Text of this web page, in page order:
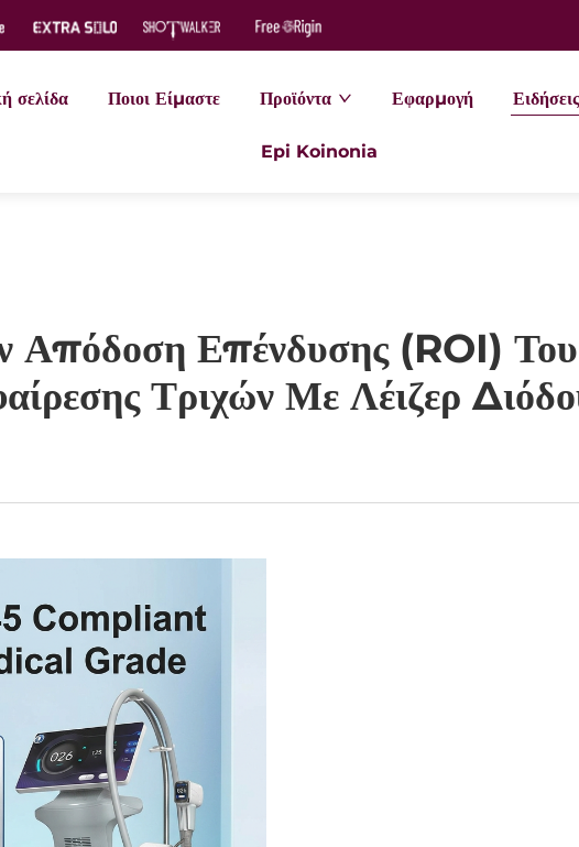
σελίδα Ποιοι Είμαστε Προϊόντα Εφαρμογή
Epi Koinonia
Απόδοση Επένδυσης (ROI)
Τριχών Με Λέιζερ